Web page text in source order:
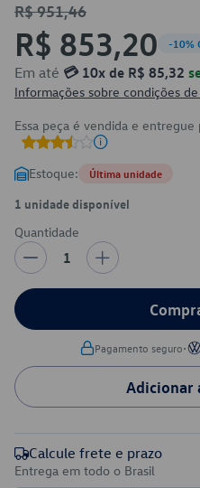
R$ 951,46
R$ 853,20 -10%
Em até 💳 10x de R$ 85,32
Informações sobre condições
Essa peça é vendida e entregue
Estoque: Última unidade
1 unidade disponível
Quantidade
1
Pagamento seguro•
Adicionar
Calcule frete e prazo
Entrega em todo o Brasil